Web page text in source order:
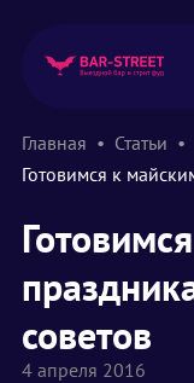
Главная
Статьи
Готовимся к
советов
4 апреля 2016